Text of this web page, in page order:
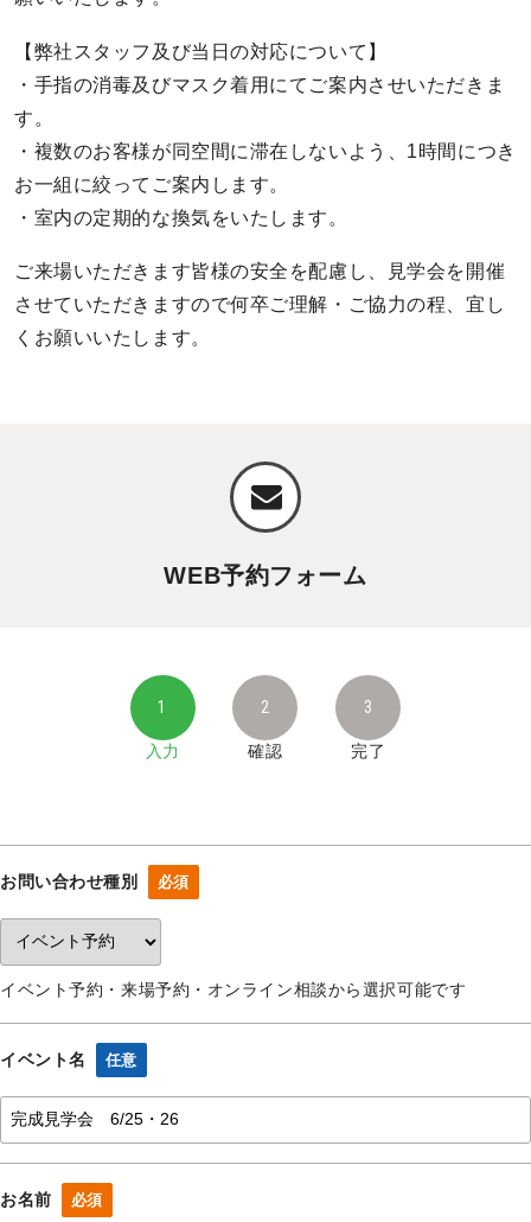
【弊社スタッフ及び当日の対応について】
・手指の消毒及びマスク着用にてご案内させいただきま
す。
・複数のお客様が同空間に滞在しないよう、1時間につき
お一組に絞ってご案内します。
・室内の定期的な換気をいたします。
ご来場いただきます皆様の安全を配慮し、見学会を開催
させていただきますので何卒ご理解・ご協力の程、宜し
くお願いいたします。
WEB予約フォーム
入力 確認 完了
お問い合わせ種別 必須
イベント予約・来場予約・オンライン相談から選択可能です
イベント名 任意
お名前 必須